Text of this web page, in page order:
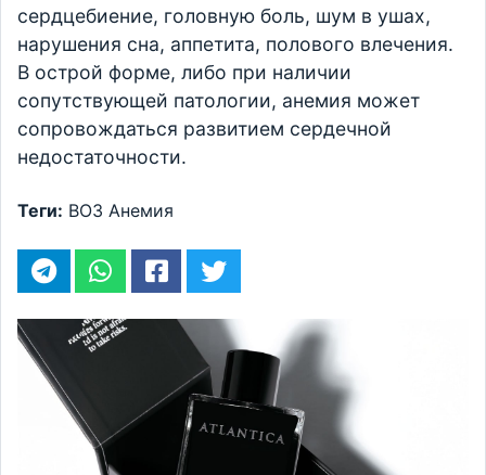
сердцебиение, головную боль, шум в ушах,
нарушения сна, аппетита, полового влечения.
В острой форме, либо при наличии
сопутствующей патологии, анемия может
сопровождаться развитием сердечной
недостаточности.
Теги: ВОЗ Анемия